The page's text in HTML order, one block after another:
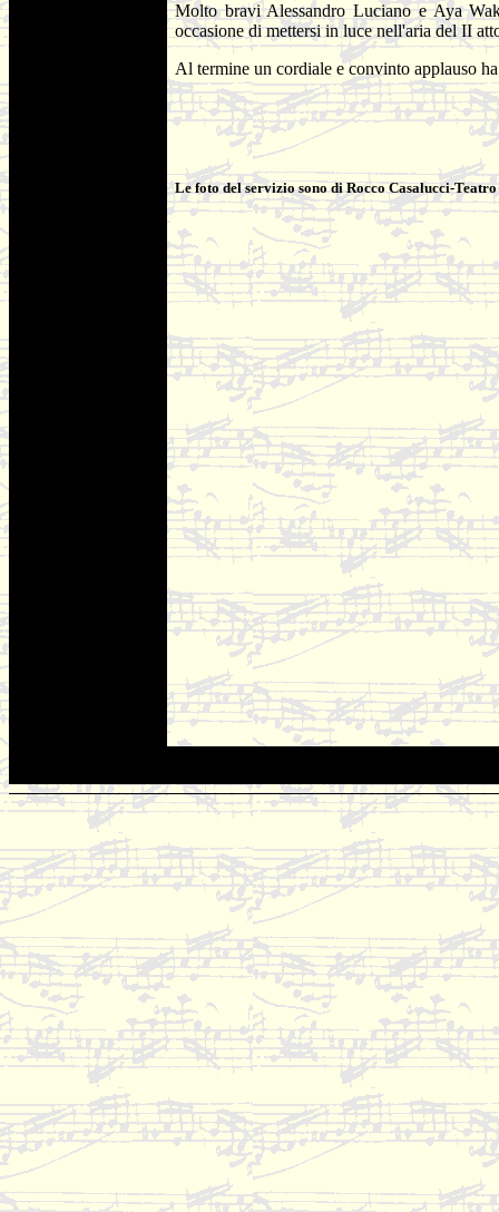
Molto bravi Alessandro Luciano e Aya
occasione di mettersi in luce nell'aria del II
Al termine un cordiale e convinto applauso
Le foto del servizio sono di Rocco Casalucci-